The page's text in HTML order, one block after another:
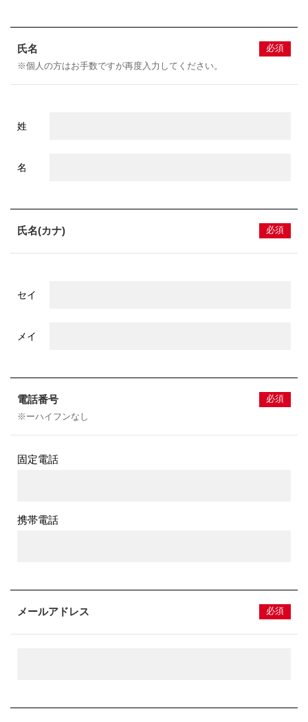
氏名
必須
※個人の方はお手数ですが再度入力してください。
姓
名
氏名(カナ) 必須
セイ
メイ
電話番号
必須
※ーハイフンなし
固定電話
携帯電話
メールアドレス 必須